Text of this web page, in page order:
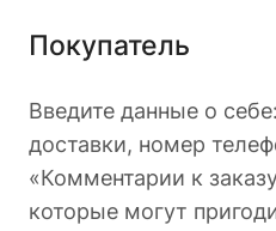
Покупатель
Введите данные о
доставки, номер
«Комментарии к
которые могут